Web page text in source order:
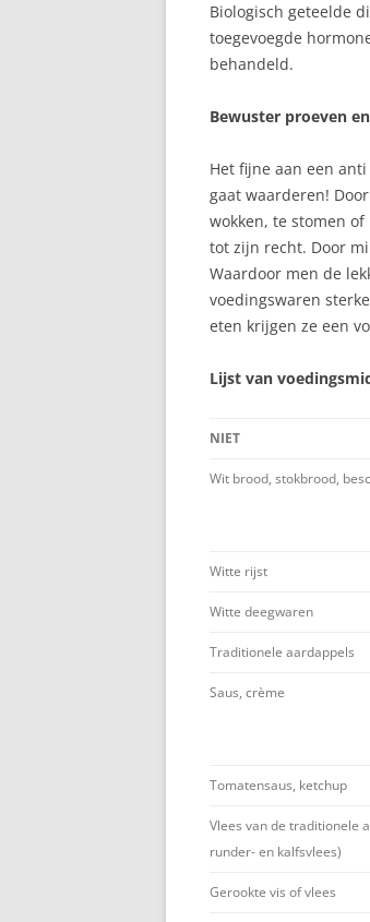
TANDJES
TEPELKLOOFJES
TOESCHIETREFLEX
VASTE VOEDING
VOEDING VAN MAMA
ZWANGERSCHAP
Biologisch geteelde
toegevoegde
behandeld.
Bewuster proeven
Het fijne aan een
gaat waarderen!
wokken, te stomen
tot zijn recht. Door
Waardoor men de
voedingswaren
eten krijgen ze een
Lijst van
NIET
Wit brood, stokbrood,
Witte rijst
Witte deegwaren
Traditionele aardappels
Saus, crème
Tomatensaus, ketchup
Vlees van de traditionele
runder- en kalfsvlees)
Gerookte vis of vlees